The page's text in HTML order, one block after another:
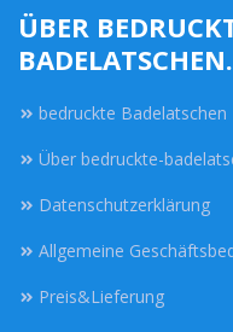
ÜBER
bedruckte Badelatschen
Über bedruckte-
Datenschutzerklärung
Allgemeine
Preis&Lieferung